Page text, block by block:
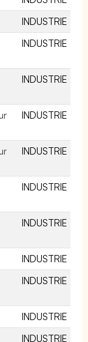
INDUSTRIE
INDUSTRIE
INDUSTRIE
INDUSTRIE
INDUSTRIE
INDUSTRIE
INDUSTRIE
INDUSTRIE
INDUSTRIE
INDUSTRIE
INDUSTRIE